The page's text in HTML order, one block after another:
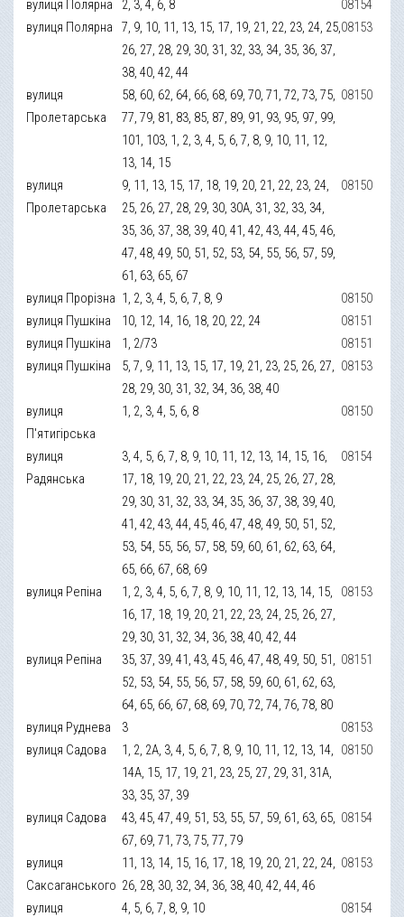
вулиця Полярна 2, 3, 4, 6, 8
08154
вулиця Полярна
7, 9, 10, 11, 13, 15, 17, 19, 21, 22, 23, 24, 25,
26, 27, 28, 29, 30, 31, 32, 33, 34, 35, 36, 37,
38, 40, 42, 44
08153
вулиця
Пролетарська
58, 60, 62, 64, 66, 68, 69, 70, 71, 72, 73, 75,
77, 79, 81, 83, 85, 87, 89, 91, 93, 95, 97, 99,
101, 103, 1, 2, 3, 4, 5, 6, 7, 8, 9, 10, 11, 12,
13, 14, 15
08150
вулиця
Пролетарська
9, 11, 13, 15, 17, 18, 19, 20, 21, 22, 23, 24,
25, 26, 27, 28, 29, 30, 30А, 31, 32, 33, 34,
35, 36, 37, 38, 39, 40, 41, 42, 43, 44, 45, 46,
47, 48, 49, 50, 51, 52, 53, 54, 55, 56, 57, 59,
61, 63, 65, 67
08150
вулиця Прорізна 1, 2, 3, 4, 5, 6, 7, 8, 9
08150
вулиця Пушкіна
10, 12, 14, 16, 18, 20, 22, 24
08151
вулиця Пушкіна
1, 2/73
08151
вулиця Пушкіна
5, 7, 9, 11, 13, 15, 17, 19, 21, 23, 25, 26, 27,
28, 29, 30, 31, 32, 34, 36, 38, 40
08153
вулиця
П'ятигірська
1, 2, 3, 4, 5, 6, 8 08150
вулиця
Радянська
3, 4, 5, 6, 7, 8, 9, 10, 11, 12, 13, 14, 15, 16,
17, 18, 19, 20, 21, 22, 23, 24, 25, 26, 27, 28,
29, 30, 31, 32, 33, 34, 35, 36, 37, 38, 39, 40,
41, 42, 43, 44, 45, 46, 47, 48, 49, 50, 51, 52,
53, 54, 55, 56, 57, 58, 59, 60, 61, 62, 63, 64,
65, 66, 67, 68, 69
08154
вулиця Репіна
1, 2, 3, 4, 5, 6, 7, 8, 9, 10, 11, 12, 13, 14, 15,
16, 17, 18, 19, 20, 21, 22, 23, 24, 25, 26, 27,
29, 30, 31, 32, 34, 36, 38, 40, 42, 44
08153
вулиця Репіна
35, 37, 39, 41, 43, 45, 46, 47, 48, 49, 50, 51,
52, 53, 54, 55, 56, 57, 58, 59, 60, 61, 62, 63,
64, 65, 66, 67, 68, 69, 70, 72, 74, 76, 78, 80
08151
вулиця Руднева 3
08153
вулиця Садова
1, 2, 2А, 3, 4, 5, 6, 7, 8, 9, 10, 11, 12, 13, 14,
14А, 15, 17, 19, 21, 23, 25, 27, 29, 31, 31А,
33, 35, 37, 39
08150
вулиця Садова
43, 45, 47, 49, 51, 53, 55, 57, 59, 61, 63, 65,
67, 69, 71, 73, 75, 77, 79
08154
вулиця
Саксаганського
11, 13, 14, 15, 16, 17, 18, 19, 20, 21, 22, 24,
26, 28, 30, 32, 34, 36, 38, 40, 42, 44, 46
08153
вулиця
4, 5, 6, 7, 8, 9, 10 08154